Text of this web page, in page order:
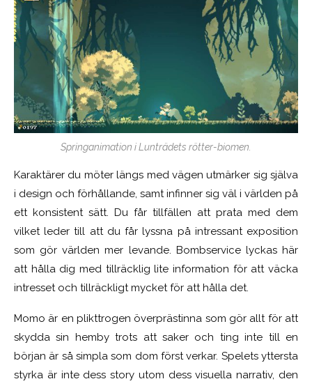
Springanimation i Lunträdets rötter-biomen.
Karaktärer du möter längs med vägen utmärker sig själva
i design och förhållande, samt infinner sig väl i världen på
ett konsistent sätt. Du får tillfällen att prata med dem
vilket leder till att du får lyssna på intressant exposition
som gör världen mer levande. Bombservice lyckas här
att hålla dig med tillräcklig lite information för att väcka
intresset och tillräckligt mycket för att hålla det.
Momo är en plikttrogen överprästinna som gör allt för att
skydda sin hemby trots att saker och ting inte till en
början är så simpla som dom först verkar. Spelets yttersta
styrka är inte dess story utom dess visuella narrativ, den